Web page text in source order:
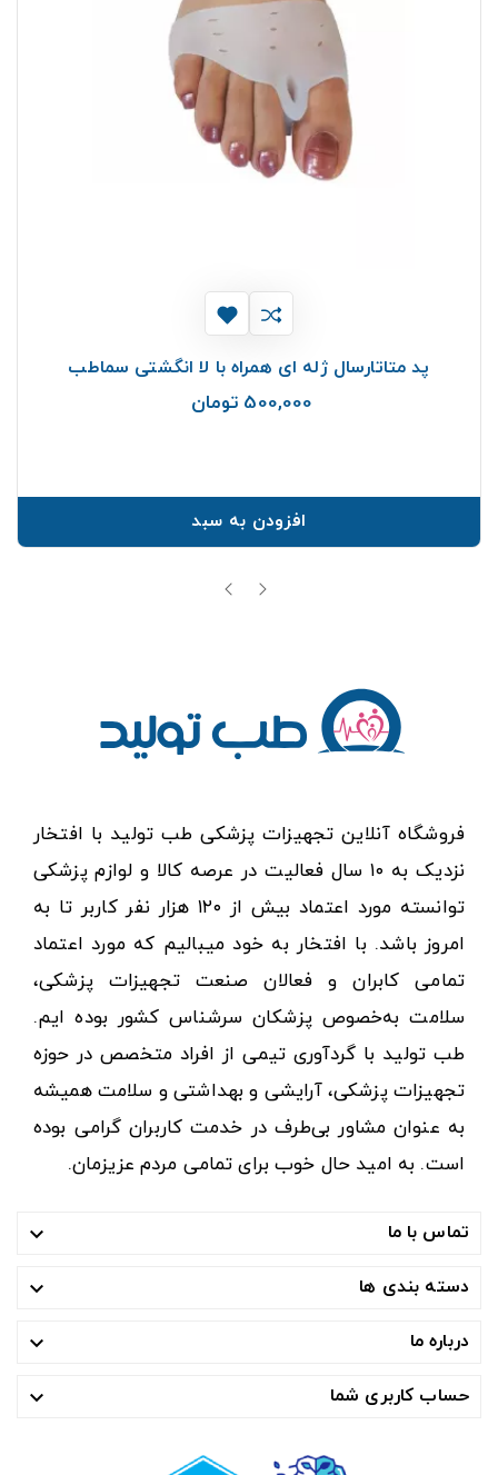
پد متاتارسال ژله ای همراه با لا انگشتی سماطب
500,000 تومان
افزودن به سبد
فروشگاه آنلاین تجهیزات پزشکی طب تولید با افتخار
نزدیک به ۱۰ سال فعالیت در عرصه کالا و لوازم پزشکی
توانسته مورد اعتماد بیش از ۱۲۰ هزار نفر کاربر تا به
امروز باشد. با افتخار به خود میبالیم که مورد اعتماد
تمامی کابران و فعالان صنعت تجهیزات پزشکی،
سلامت به‌خصوص پزشکان سرشناس کشور بوده ایم.
طب تولید با گردآوری تیمی از افراد متخصص در حوزه
تجهیزات پزشکی، آرایشی و بهداشتی و سلامت همیشه
به عنوان مشاور بی‌طرف در خدمت کاربران گرامی بوده
است. به امید حال خوب برای تمامی مردم عزیزمان.
تماس با ما 
دسته بندی ها 
درباره ما 
حساب کاربری شما 